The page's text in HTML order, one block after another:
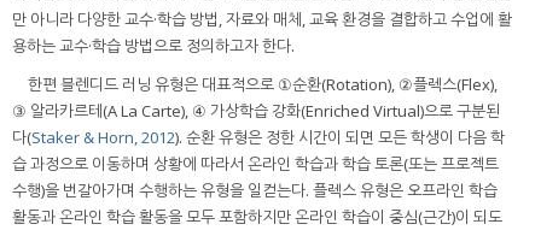
만 아니라 다양한 교수·학습 방법, 자료와 매체, 교육 환경을 결합하고 수업에 활
용하는 교수·학습 방법으로 정의하고자 한다.
한편 블렌디드 러닝 유형은 대표적으로 ①순환(Rotation), ②플렉스(Flex),
③ 알라카르테(A La Carte), ④ 가상학습 강화(Enriched Virtual)으로 구분된
다(Staker & Horn, 2012). 순환 유형은 정한 시간이 되면 모든 학생이 다음 학
습 과정으로 이동하며 상황에 따라서 온라인 학습과 학습 토론(또는 프로젝트
수행)을 번갈아가며 수행하는 유형을 일컫는다. 플렉스 유형은 오프라인 학습
활동과 온라인 학습 활동을 모두 포함하지만 온라인 학습이 중심(근간)이 되도